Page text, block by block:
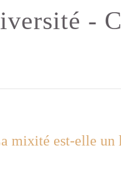
-
mixité est-elle un